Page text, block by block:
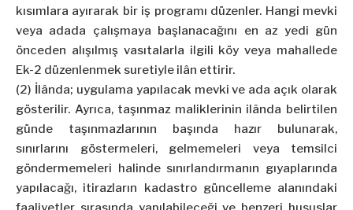
kısımlara ayırarak bir iş programı düzenler. Hangi mevki
veya adada çalışmaya başlanacağını en az yedi gün
önceden alışılmış vasıtalarla ilgili köy veya mahallede
Ek-2 düzenlenmek suretiyle ilân ettirir.
(2) İlânda; uygulama yapılacak mevki ve ada açık olarak
gösterilir. Ayrıca, taşınmaz maliklerinin ilânda belirtilen
günde taşınmazlarının başında hazır bulunarak,
sınırlarını göstermeleri, gelmemeleri veya temsilci
göndermemeleri halinde sınırlandırmanın gıyaplarında
yapılacağı, itirazların kadastro güncelleme alanındaki